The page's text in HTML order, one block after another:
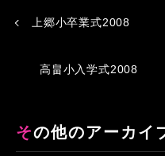
上郷小卒業式2008
高畠小入学式2008
その他のアーカイ